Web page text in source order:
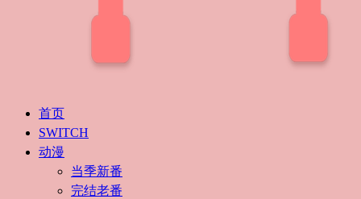
首页
SWITCH
动漫
当季新番
完结老番